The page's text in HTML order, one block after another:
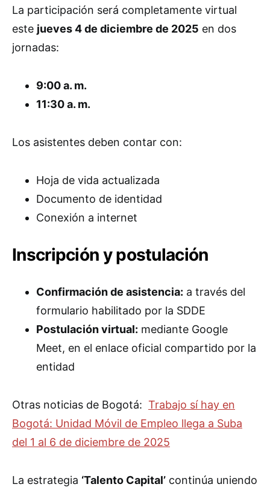
La participación será completamente virtual
este jueves 4 de diciembre de 2025 en dos
jornadas:
9:00 a. m.
11:30 a. m.
Los asistentes deben contar con:
Hoja de vida actualizada
Documento de identidad
Conexión a internet
Inscripción y postulación
Confirmación de asistencia: a través del
formulario habilitado por la SDDE
Postulación virtual: mediante Google
Meet, en el enlace oficial compartido por la
entidad
Otras noticias de Bogotá: Trabajo sí hay en
Bogotá: Unidad Móvil de Empleo llega a Suba
del 1 al 6 de diciembre de 2025
La estrategia ‘Talento Capital’ continúa uniendo